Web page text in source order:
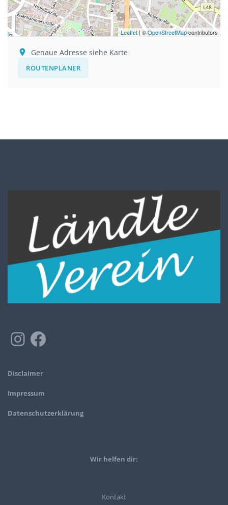
Leaflet | ©OpenStreetMapcontributors
Genaue Adresse siehe Karte
ROUTENPLANER
Disclaimer
Impressum
Datenschutzerklärung
Wir helfen dir:
Kontakt